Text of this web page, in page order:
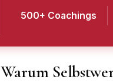
500+ Coachings
Warum